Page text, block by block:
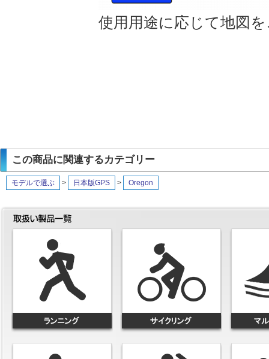
使用用途に応じて地図
この商品に関連するカテゴリー
モデルで選ぶ > 日本版GPS > Oregon